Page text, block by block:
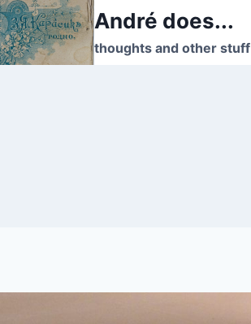
André does...
thoughts and other stuff